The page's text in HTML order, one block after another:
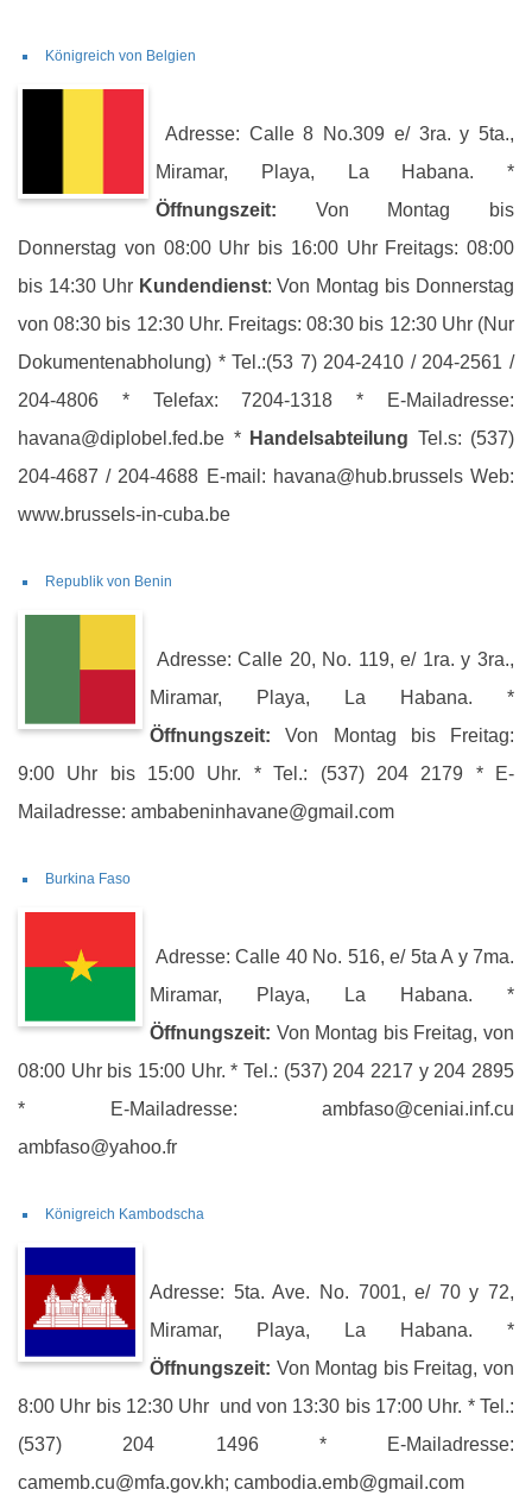
Königreich von Belgien
Adresse: Calle 8 No.309 e/ 3ra. y 5ta.,
Miramar, Playa, La Habana. *
Öffnungszeit: Von Montag bis
Donnerstag von 08:00 Uhr bis 16:00 Uhr Freitags: 08:00
bis 14:30 Uhr Kundendienst: Von Montag bis Donnerstag
von 08:30 bis 12:30 Uhr. Freitags: 08:30 bis 12:30 Uhr (Nur
Dokumentenabholung) * Tel.:(53 7) 204-2410 / 204-2561 /
204-4806 * Telefax: 7204-1318 * E-Mailadresse:
havana@diplobel.fed.be * Handelsabteilung Tel.s: (537)
204-4687 / 204-4688 E-mail: havana@hub.brussels Web:
www.brussels-in-cuba.be
Republik von Benin
Adresse: Calle 20, No. 119, e/ 1ra. y 3ra.,
Miramar, Playa, La Habana. *
Öffnungszeit: Von Montag bis Freitag:
9:00 Uhr bis 15:00 Uhr. * Tel.: (537) 204 2179 * E-
Mailadresse: ambabeninhavane@gmail.com
Burkina Faso
Adresse: Calle 40 No. 516, e/ 5ta A y 7ma.
Miramar, Playa, La Habana. *
Öffnungszeit: Von Montag bis Freitag, von
08:00 Uhr bis 15:00 Uhr. * Tel.: (537) 204 2217 y 204 2895
* E-Mailadresse: ambfaso@ceniai.inf.cu
ambfaso@yahoo.fr
Königreich Kambodscha
Adresse: 5ta. Ave. No. 7001, e/ 70 y 72,
Miramar, Playa, La Habana. *
Öffnungszeit: Von Montag bis Freitag, von
8:00 Uhr bis 12:30 Uhr und von 13:30 bis 17:00 Uhr. * Tel.:
(537) 204 1496 * E-Mailadresse:
camemb.cu@mfa.gov.kh; cambodia.emb@gmail.com